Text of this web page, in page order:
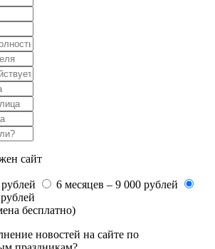
сайт
6 месяцев – 9 000 рублей
бесплатно)
новостей на сайте по